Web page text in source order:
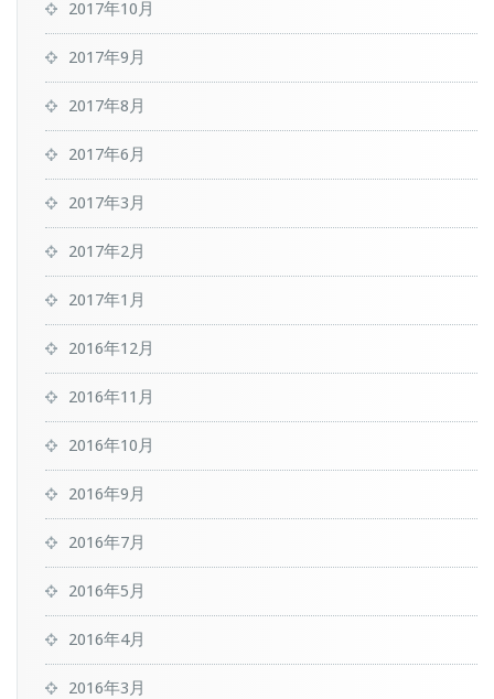
2017年10月
2017年9月
2017年8月
2017年6月
2017年3月
2017年2月
2017年1月
2016年12月
2016年11月
2016年10月
2016年9月
2016年7月
2016年5月
2016年4月
2016年3月